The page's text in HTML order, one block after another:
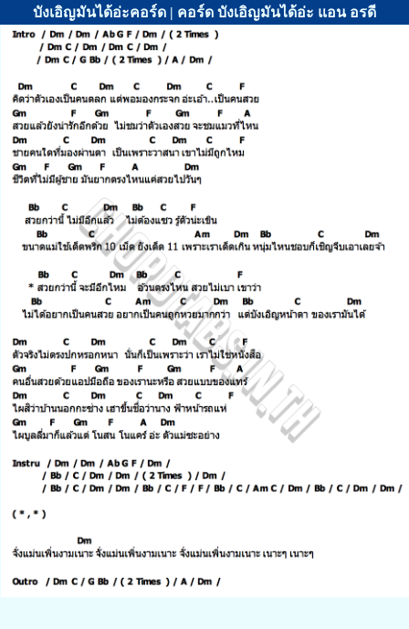
บังเอิญมันได้อ่ะคอร์ด | คอร์ด บังเอิญมันได้อ่ะ แอน อรดี